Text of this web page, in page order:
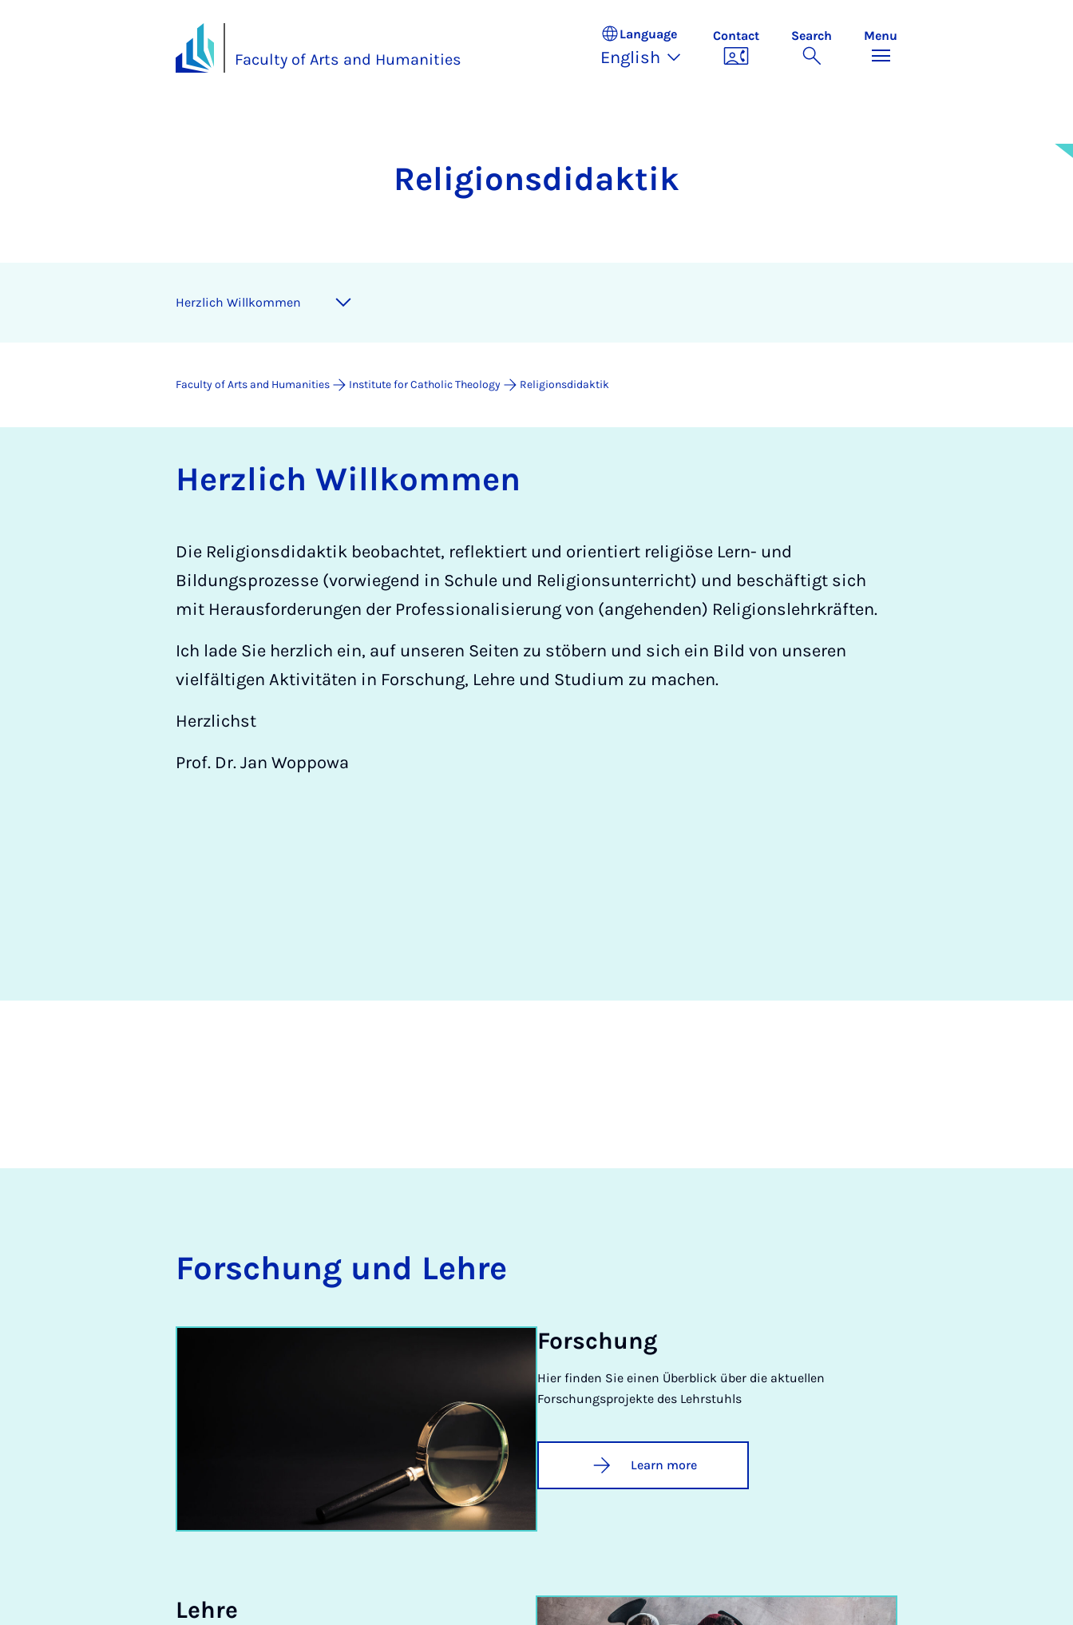
Faculty of Arts and Humanities
Language
English
Contact Search Menu
Religionsdidaktik
Herz­lich Willkom­men
Faculty of Arts and Humanities Institute for Catholic Theology Religionsdidaktik
Herz­lich Willkom­men
Die Religionsdidaktik beobachtet, reflektiert und orientiert religiöse Lern- und
Bildungsprozesse (vorwiegend in Schule und Religionsunterricht) und beschäftigt sich
mit Herausforderungen der Professionalisierung von (angehenden) Religionslehrkräften.
Ich lade Sie herzlich ein, auf unseren Seiten zu stöbern und sich ein Bild von unseren
vielfältigen Aktivitäten in Forschung, Lehre und Studium zu machen.
Herzlichst
Prof. Dr. Jan Woppowa
Forschung und Lehre
Forschung
Hier finden Sie einen Überblick über die aktuellen
Forschungsprojekte des Lehrstuhls
Learn more
Lehre